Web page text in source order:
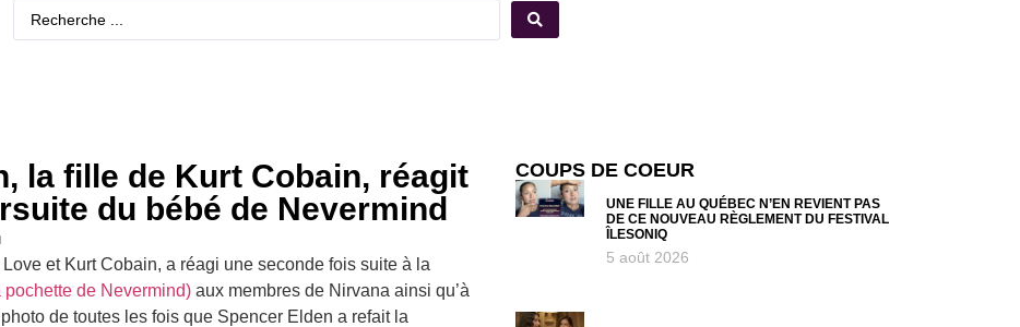
la fille de Kurt Cobain, réagit
du bébé de Nevermind
et Kurt Cobain, a réagi une seconde fois suite à la
de Nevermind) aux membres de Nirvana ainsi qu’à
de toutes les fois que Spencer Elden a refait la
COUPS DE COEUR
UNE FILLE AU QUÉBEC N’EN REVIENT PAS
DE CE NOUVEAU RÈGLEMENT DU FESTIVAL
ÎLESONIQ
5 août 2026